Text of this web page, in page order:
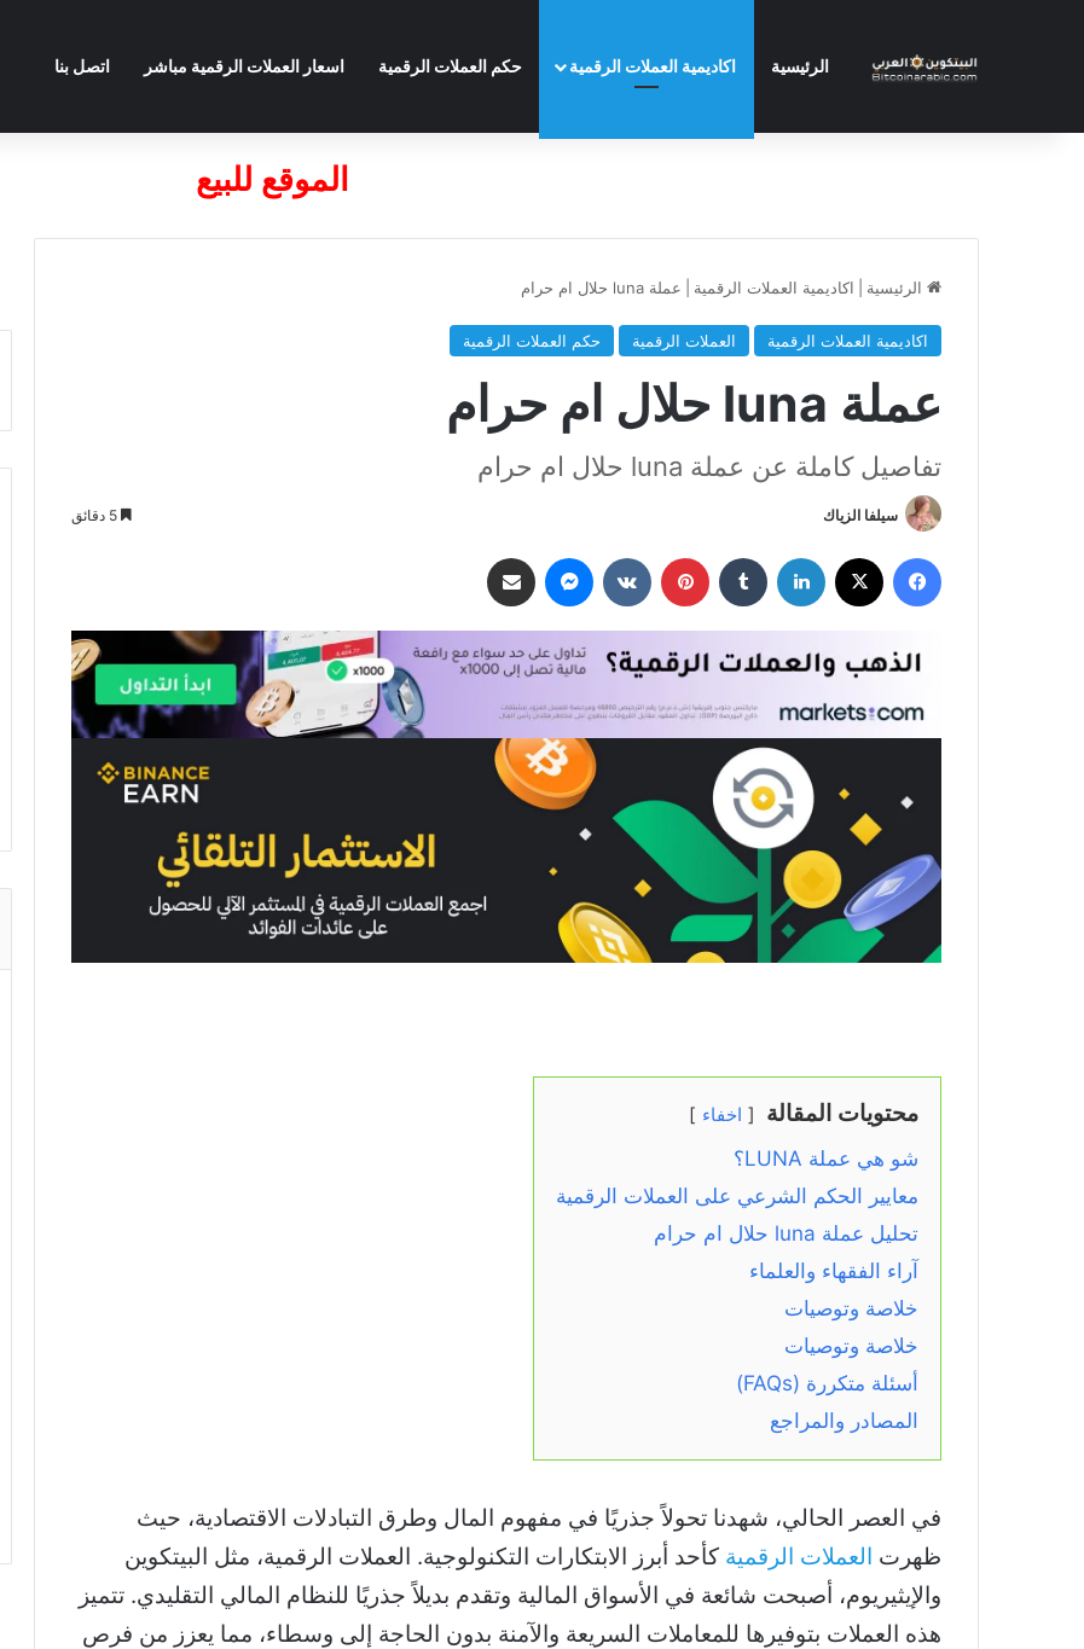
الرئيسية اكاديمية العملات الرقمية حكم العملات الرقمية اسعار العملات الرقمية مباشر اتصل بنا
الموقع للبيع
الرئيسية اكاديمية العملات الرقمية عملة luna حلال ام حرام
اكاديمية العملات الرقمية العملات الرقمية حكم العملات الرقمية
عملة luna حلال ام حرام
تفاصيل كاملة عن عملة luna حلال ام حرام
سيلفا الزياك
فيسبوك لينكدإن بينتيريست ماسنجر
محتويات المقالة اخفاء
شو هي عملة LUNA؟
معايير الحكم الشرعي على العملات الرقمية
تحليل عملة luna حلال ام حرام
آراء الفقهاء والعلماء
خلاصة وتوصيات
خلاصة وتوصيات
أسئلة متكررة (FAQs)
المصادر والمراجع
في العصر الحالي، شهدنا تحولاً جذريًا في مفهوم المال وطرق التبادلات الاقتصادية، حيث
ظهرت العملات الرقمية كأحد أبرز الابتكارات التكنولوجية. العملات الرقمية، مثل البيتكوين
والإيثيريوم، أصبحت شائعة في الأسواق المالية وتقدم بديلاً جذريًا للنظام المالي التقليدي. تتميز
هذه العملات بتوفيرها للمعاملات السريعة والآمنة بدون الحاجة إلى وسطاء، مما يعزز من فرص